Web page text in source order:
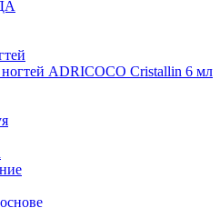
ногтей ADRICOCO Cristallin 6 мл